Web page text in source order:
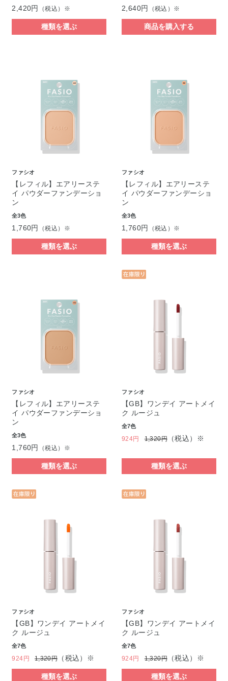
2,420円
（税込）※
種類を選ぶ
2,640円
（税込）※
商品を購入する
ファシオ
【レフィル】エアリーステ
イ パウダーファンデーショ
ン
全3色
1,760円 （税込）※
種類を選ぶ
ファシオ
【レフィル】エアリーステ
イ パウダーファンデーショ
ン
全3色
1,760円 （税込）※
種類を選ぶ
ファシオ
【レフィル】エアリーステ
イ パウダーファンデーショ
ン
全3色
1,760円 （税込）※
種類を選ぶ
ファシオ
【GB】ワンデイ アートメイ
ク ルージュ
全7色
924円 1,320円（税込）※
種類を選ぶ
ファシオ
【GB】ワンデイ アートメイ
ク ルージュ
全7色
924円 1,320円（税込）※
種類を選ぶ
ファシオ
【GB】ワンデイ アートメイ
ク ルージュ
全7色
924円 1,320円（税込）※
種類を選ぶ